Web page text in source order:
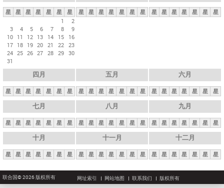
星 星 星 星 星 星
星
1
2
3
4 5 6 7 8
9
10 11 12 13 14 15
16
17 18 19 20 21 22 23
24 25 26 27 28 29 30
31
星 星 星 星 星 星 星 星 星 星 星 星 星 星
四月
星 星 星 星 星 星 星
五月
星 星 星 星 星 星 星
六月
星 星 星 星 星 星 星
七月
星 星 星 星 星 星 星
八月
星 星 星 星 星 星 星
九月
星 星 星 星 星 星 星
十月
星 星 星 星 星 星 星
十一月
星 星 星 星 星 星 星
十二月
星 星 星 星 星 星 星
联合国© 2026 版权所有 网址索引 网站地图 联系我们 版权所有